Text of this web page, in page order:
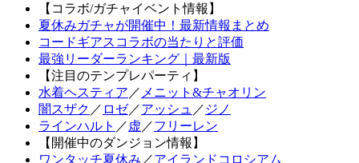
【コラボ/ガチャイベント情報】
夏休みガチャが開催中！最新情報まとめ
コードギアスコラボの当たりと評価
最強リーダーランキング｜最新版
【注目のテンプレパーティ】
水着ヘスティア ／ メニット&チャオリン
闇スザク ／ ロゼ／アッシュ ／ ジノ
ラインハルト ／ 虚 ／フリーレン
【開催中のダンジョン情報】
ワンタッチ夏休み ／アイランドコロシアム